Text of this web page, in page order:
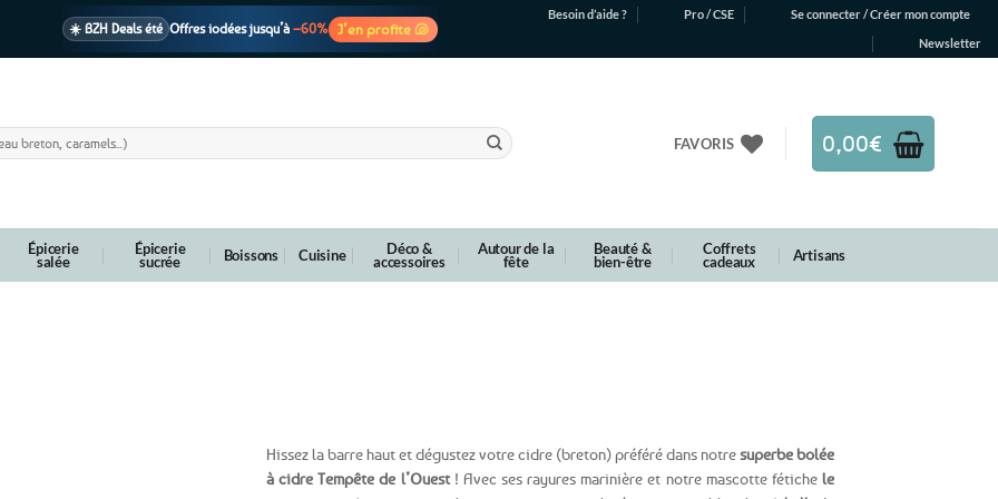
☀️ BZH Deals été Offres iodées jusqu’à –60% J’en profite 🐚
Besoin d’aide ? Pro / CSE
Se connecter / Créer mon compte
Newsletter
FAVORIS 0,00€
Épicerie
salée
Épicerie
sucrée Boissons Cuisine Déco &
accessoires
Autour de la
fête
Beauté &
bien-être
Coffrets
cadeaux Artisans
Hissez la barre haut et dégustez votre cidre (breton) préféré dans notresuperbe bolée
à cidre Tempête de l’Ouest! Avec ses rayures marinière et notre mascotte fétichele